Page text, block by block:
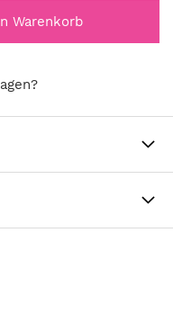
Warenkorb